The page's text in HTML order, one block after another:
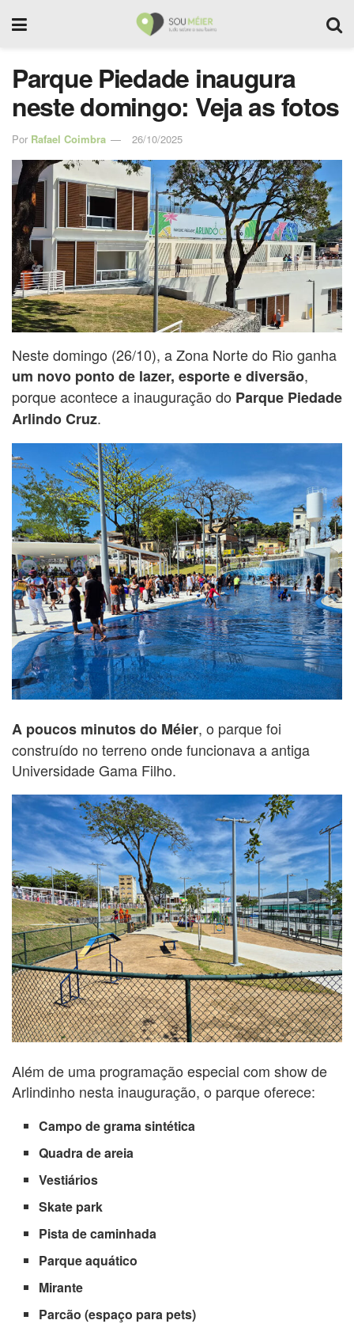
Parque Piedade inaugura
neste domingo: Veja as fotos
Por Rafael Coimbra 26/10/2025
Neste domingo (26/10), a Zona Norte do Rio ganha
um novo ponto de lazer, esporte e diversão,
porque acontece a inauguração do Parque Piedade
Arlindo Cruz.
A poucos minutos do Méier, o parque foi
construído no terreno onde funcionava a antiga
Universidade Gama Filho.
Além de uma programação especial com show de
Arlindinho nesta inauguração, o parque oferece:
Campo de grama sintética
Quadra de areia
Vestiários
Skate park
Pista de caminhada
Parque aquático
Mirante
Parcão (espaço para pets)